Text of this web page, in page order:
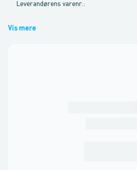
Leverandørens varenr. :
Vis mere